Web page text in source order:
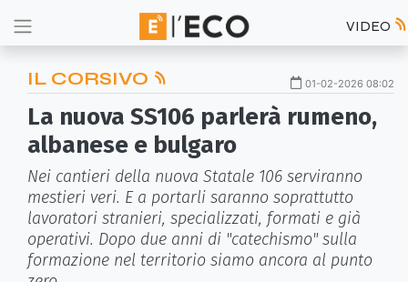
VIDEO
IL CORSIVO 01-02-2026 08:02
La nuova SS106 parlerà rumeno,
albanese e bulgaro
Nei cantieri della nuova Statale 106 serviranno
mestieri veri. E a portarli saranno soprattutto
lavoratori stranieri, specializzati, formati e già
operativi. Dopo due anni di "catechismo" sulla
formazione nel territorio siamo ancora al punto